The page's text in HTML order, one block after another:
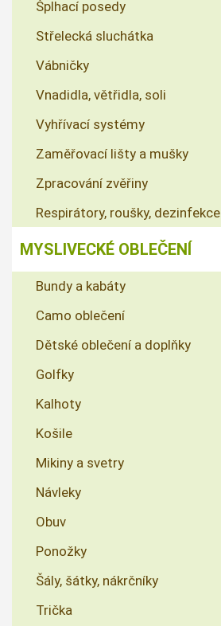
Šplhací posedy
Střelecká sluchátka
Vábničky
Vnadidla, větřidla, soli
Vyhřívací systémy
Zaměřovací lišty a mušky
Zpracování zvěřiny
Respirátory, roušky, dezinfekce
MYSLIVECKÉ OBLEČENÍ
Bundy a kabáty
Camo oblečení
Dětské oblečení a doplňky
Golfky
Kalhoty
Košile
Mikiny a svetry
Návleky
Obuv
Ponožky
Šály, šátky, nákrčníky
Trička